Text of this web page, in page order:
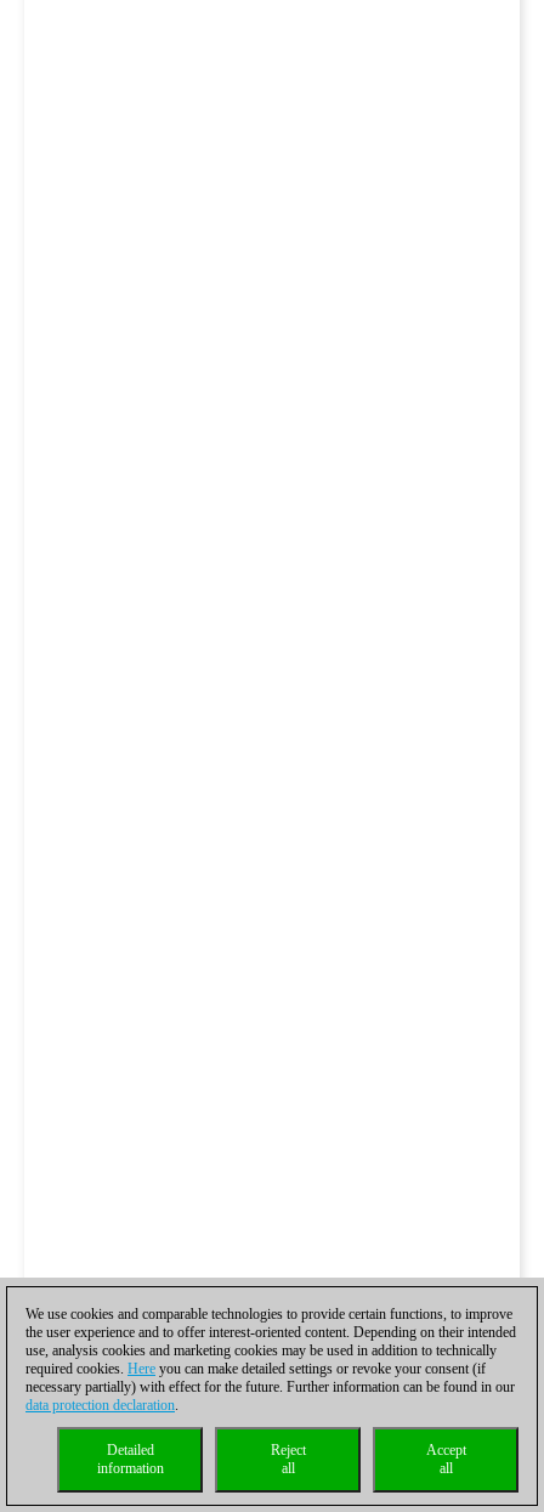
We use cookies and comparable technologies to provide certain functions, to improve
the user experience and to offer interest-oriented content. Depending on their intended
use, analysis cookies and marketing cookies may be used in addition to technically
required cookies. Here you can make detailed settings or revoke your consent (if
necessary partially) with effect for the future. Further information can be found in our
data protection declaration.
Accept
all
Reject
all
Detailed
information